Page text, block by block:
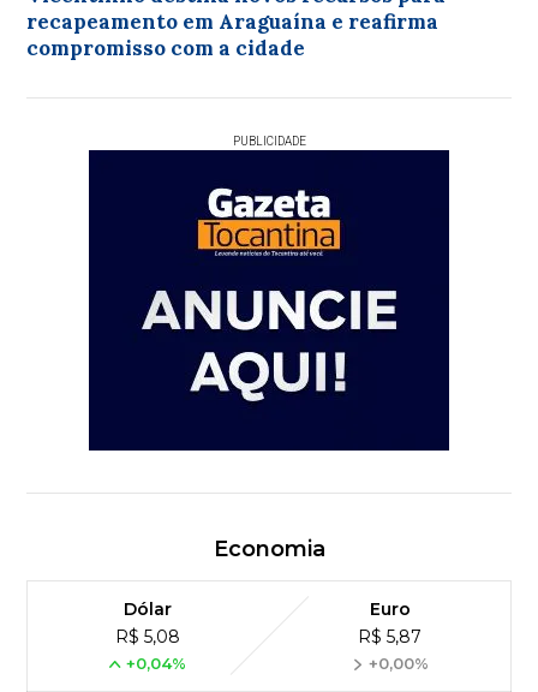
recapeamento em Araguaína e reafirma
compromisso com a cidade
PUBLICIDADE
Economia
Dólar
R$ 5,08
+0,04%
Euro
R$ 5,87
+0,00%